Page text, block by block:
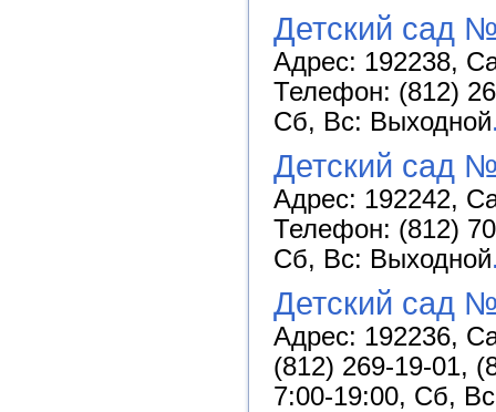
Детский сад
Адрес: 192238,
Телефон: (812)
Сб, Вс: Выходной
Детский сад
Адрес: 192242,
Телефон: (812)
Сб, Вс: Выходной
Детский сад
Адрес: 192236,
(812) 269-19-01,
7:00-19:00, Сб,